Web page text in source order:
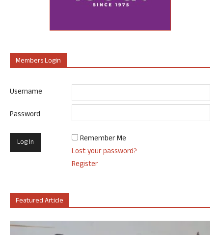
Members Login
Username
Password
Remember Me
Lost your password?
Register
Featured Article